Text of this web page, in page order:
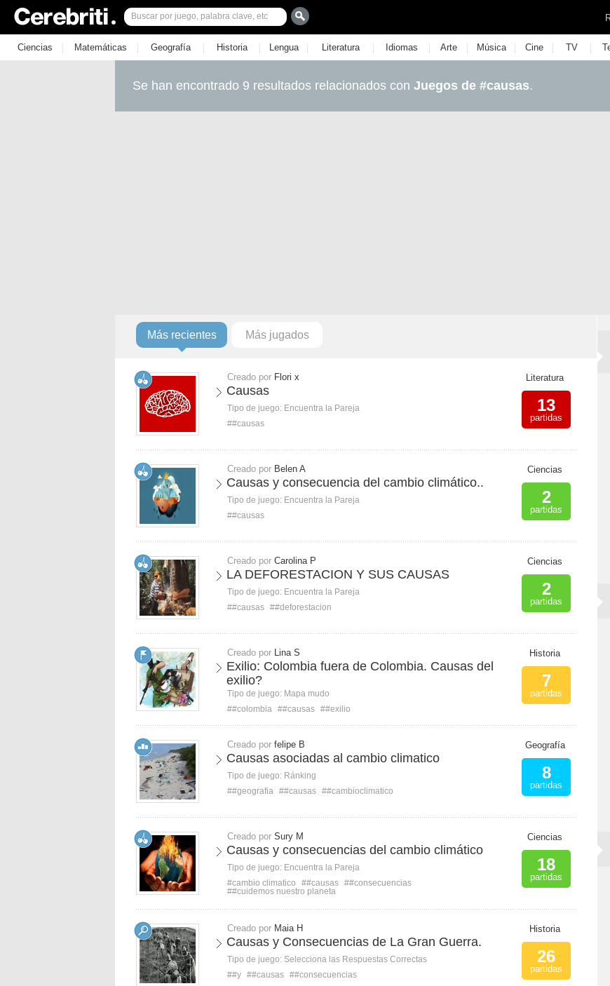
Ciencias | Matemáticas | Geografía | Historia | Lengua | Literatura | Idiomas | Arte | Música | Cine | TV |
Se han encontrado 9 resultados relacionados con Juegos de #causas.
Más recientes Más jugados
Creado por Flori x
Causas
Tipo de juego: Encuentra la Pareja
##causas
Literatura
13
partidas
Creado por Belen A
Causas y consecuencia del cambio climático..
Tipo de juego: Encuentra la Pareja
##causas
Ciencias
2
partidas
Creado por Carolina P
LA DEFORESTACION Y SUS CAUSAS
Tipo de juego: Encuentra la Pareja
##causas ##deforestacion
Ciencias
2
partidas
Creado por Lina S
Exilio: Colombia fuera de Colombia. Causas del
exilio?
Tipo de juego: Mapa mudo
##colombia ##causas ##exilio
Historia
7
partidas
Creado por felipe B
Causas asociadas al cambio climatico
Tipo de juego: Ránking
##geografia ##causas ##cambioclimatico
Geografía
8
partidas
Creado por Sury M
Causas y consecuencias del cambio climático
Tipo de juego: Encuentra la Pareja
#cambio climatico
##causas ##consecuencias
##cuidemos nuestro planeta
Ciencias
18
partidas
Creado por Maia H
Causas y Consecuencias de La Gran Guerra.
Tipo de juego: Selecciona las Respuestas Correctas
##y ##causas ##consecuencias
Historia
26
partidas